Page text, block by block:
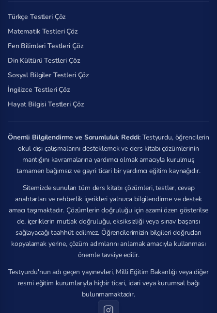
Türkçe Testleri Çöz
Matematik Testleri Çöz
Fen Bilimleri Testleri Çöz
Din Kültürü Testleri Çöz
Sosyal Bilgiler Testleri Çöz
İngilizce Testleri Çöz
Hayat Bilgisi Testleri Çöz
Önemli Bilgilendirme ve Sorumluluk Reddi: Testyurdu, öğrencilerin
okul dışı çalışmalarını desteklemek ve ders kitabı çözümlerinin
mantığını kavramalarına yardımcı olmak amacıyla kurulmuş
tamamen bağımsız ve gayri ticari bir yardımcı eğitim kaynağıdır.
Sitemizde sunulan tüm ders kitabı çözümleri, testler, cevap
anahtarları ve rehberlik içerikleri yalnızca bilgilendirme ve destek
amacı taşımaktadır. Çözümlerin doğruluğu için azami özen gösterilse
de, içeriklerin mutlak doğruluğu, eksiksizliği veya sınav başarısı
sağlayacağı taahhüt edilmez. Öğrencilerimizin bilgileri doğrudan
kopyalamak yerine, çözüm adımlarını anlamak amacıyla kullanması
önemle tavsiye edilir.
Testyurdu'nun adı geçen yayınevleri, Milli Eğitim Bakanlığı veya diğer
resmi eğitim kurumlarıyla hiçbir ticari, idari veya kurumsal bağı
bulunmamaktadır.